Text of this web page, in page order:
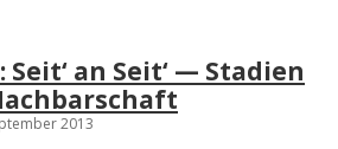
an Seit‘ — Stadien
2013